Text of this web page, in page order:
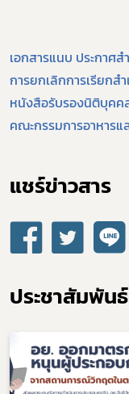
เอกสารแนบ ประกาศ
การยกเลิกการเรียกส
หนังสือรับรองนิติบุคค
คณะกรรมการอาหารแ
แชร์ข่าวสาร​
ประชาสัมพัน
covid
ผู้ประกอ
พรบ